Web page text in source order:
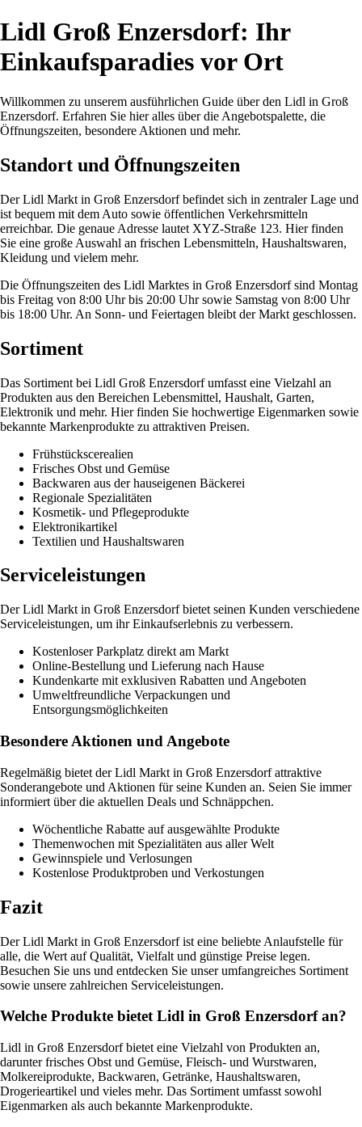
Lidl Groß Enzersdorf: Ihr
Einkaufsparadies vor Ort
Willkommen zu unserem ausführlichen Guide über den Lidl in Groß
Enzersdorf. Erfahren Sie hier alles über die Angebotspalette, die
Öffnungszeiten, besondere Aktionen und mehr.
Standort und Öffnungszeiten
Der Lidl Markt in Groß Enzersdorf befindet sich in zentraler Lage und
ist bequem mit dem Auto sowie öffentlichen Verkehrsmitteln
erreichbar. Die genaue Adresse lautet XYZ-Straße 123. Hier finden
Sie eine große Auswahl an frischen Lebensmitteln, Haushaltswaren,
Kleidung und vielem mehr.
Die Öffnungszeiten des Lidl Marktes in Groß Enzersdorf sind Montag
bis Freitag von 8:00 Uhr bis 20:00 Uhr sowie Samstag von 8:00 Uhr
bis 18:00 Uhr. An Sonn- und Feiertagen bleibt der Markt geschlossen.
Sortiment
Das Sortiment bei Lidl Groß Enzersdorf umfasst eine Vielzahl an
Produkten aus den Bereichen Lebensmittel, Haushalt, Garten,
Elektronik und mehr. Hier finden Sie hochwertige Eigenmarken sowie
bekannte Markenprodukte zu attraktiven Preisen.
Frühstückscerealien
Frisches Obst und Gemüse
Backwaren aus der hauseigenen Bäckerei
Regionale Spezialitäten
Kosmetik- und Pflegeprodukte
Elektronikartikel
Textilien und Haushaltswaren
Serviceleistungen
Der Lidl Markt in Groß Enzersdorf bietet seinen Kunden verschiedene
Serviceleistungen, um ihr Einkaufserlebnis zu verbessern.
Kostenloser Parkplatz direkt am Markt
Online-Bestellung und Lieferung nach Hause
Kundenkarte mit exklusiven Rabatten und Angeboten
Umweltfreundliche Verpackungen und
Entsorgungsmöglichkeiten
Besondere Aktionen und Angebote
Regelmäßig bietet der Lidl Markt in Groß Enzersdorf attraktive
Sonderangebote und Aktionen für seine Kunden an. Seien Sie immer
informiert über die aktuellen Deals und Schnäppchen.
Wöchentliche Rabatte auf ausgewählte Produkte
Themenwochen mit Spezialitäten aus aller Welt
Gewinnspiele und Verlosungen
Kostenlose Produktproben und Verkostungen
Fazit
Der Lidl Markt in Groß Enzersdorf ist eine beliebte Anlaufstelle für
alle, die Wert auf Qualität, Vielfalt und günstige Preise legen.
Besuchen Sie uns und entdecken Sie unser umfangreiches Sortiment
sowie unsere zahlreichen Serviceleistungen.
Welche Produkte bietet Lidl in Groß Enzersdorf an?
Lidl in Groß Enzersdorf bietet eine Vielzahl von Produkten an,
darunter frisches Obst und Gemüse, Fleisch- und Wurstwaren,
Molkereiprodukte, Backwaren, Getränke, Haushaltswaren,
Drogerieartikel und vieles mehr. Das Sortiment umfasst sowohl
Eigenmarken als auch bekannte Markenprodukte.